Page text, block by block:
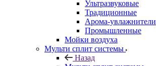
Ультразвуковые
Традиционные
Арома-увлажнители
Промышленные
Мойки воздуха
Мульти сплит системы
Назад